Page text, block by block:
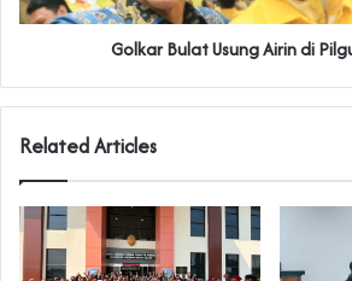
Golkar Bulat Usung Airin di
Related Articles